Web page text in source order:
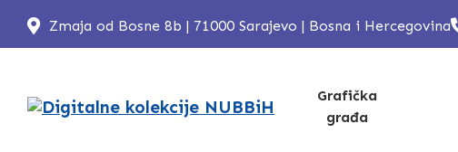
Zmaja od Bosne 8b | 71000 Sarajevo | Bosna i Hercegovina
Grafička
građa